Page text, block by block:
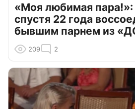
«Моя любимая пара!»:
спустя 22 года
бывшим парнем из
209 2